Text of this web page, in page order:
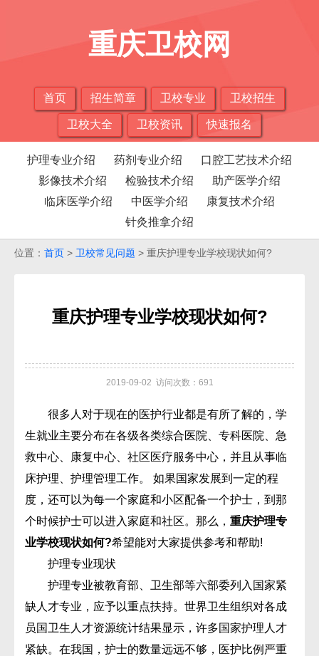
重庆卫校网
首页 招生简章 卫校专业 卫校招生
卫校大全 卫校资讯 快速报名
护理专业介绍 药剂专业介绍
口腔工艺技术介绍
影像技术介绍
检验技术介绍
助产医学介绍
临床医学介绍
中医学介绍
康复技术介绍
针灸推拿介绍
位置： 首页 > 卫校常见问题 > 重庆护理专业学校现状如何?
重庆护理专业学校现状如何?
2019-09-02 访问次数：691
很多人对于现在的医护行业都是有所了解的，学
生就业主要分布在各级各类综合医院、专科医院、急
救中心、康复中心、社区医疗服务中心，并且从事临
床护理、护理管理工作。 如果国家发展到一定的程
度，还可以为每一个家庭和小区配备一个护士，到那
个时候护士可以进入家庭和社区。那么， 重庆护理专
业学校现状如何?希望能对大家提供参考和帮助!
护理专业现状
护理专业被教育部、卫生部等六部委列入国家紧
缺人才专业，应予以重点扶持。世界卫生组织对各成
员国卫生人才资源统计结果显示，许多国家护理人才
紧缺。在我国，护士的数量远远不够，医护比例严重